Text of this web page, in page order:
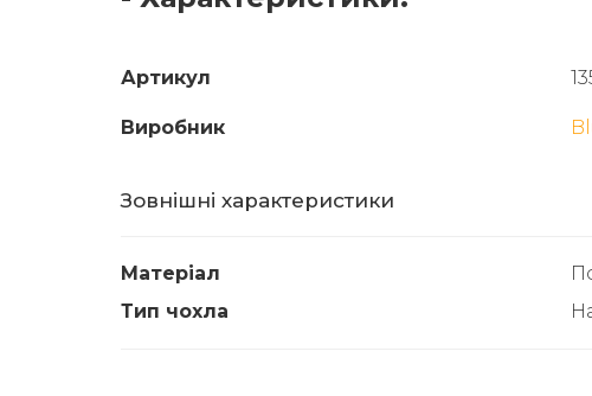
Артикул
Виробник
Зовнішні характеристики
Матеріал
Тип чохла